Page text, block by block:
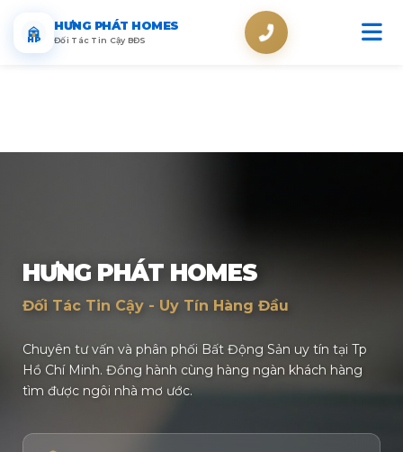
HP
HƯNG PHÁT HOMES
Đối Tác Tin Cậy BĐS
HƯNG PHÁT HOMES
Đối Tác Tin Cậy - Uy Tín Hàng Đầu
Chuyên tư vấn và phân phối Bất Động Sản uy tín tại Tp
Hồ Chí Minh. Đồng hành cùng hàng ngàn khách hàng
tìm được ngôi nhà mơ ước.